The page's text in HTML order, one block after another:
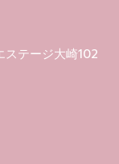
テージ大崎102